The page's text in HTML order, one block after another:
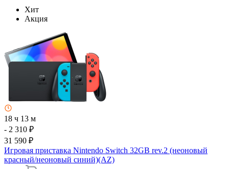
Хит
Акция
18 ч 13 м
- 2 310 ₽
31 590 ₽
Игровая приставка Nintendo Switch 32GB rev.2 (неоновый
красный/неоновый синий)(AZ)